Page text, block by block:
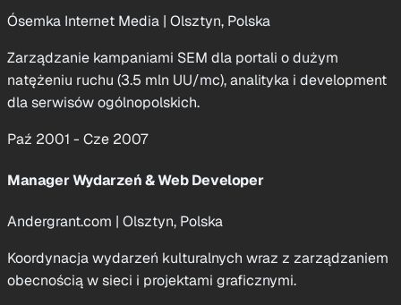
Ósemka Internet Media | Olsztyn, Polska
Zarządzanie kampaniami SEM dla portali o dużym
natężeniu ruchu (3.5 mln UU/mc), analityka i development
dla serwisów ogólnopolskich.
Paź 2001 - Cze 2007
Manager Wydarzeń & Web Developer
Andergrant.com | Olsztyn, Polska
Koordynacja wydarzeń kulturalnych wraz z zarządzaniem
obecnością w sieci i projektami graficznymi.